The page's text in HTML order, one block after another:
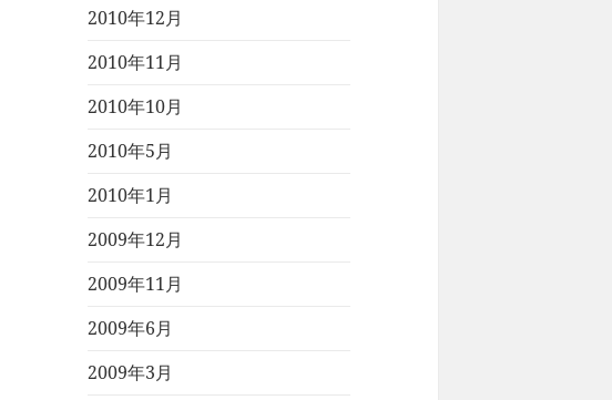
2010年12月
2010年11月
2010年10月
2010年5月
2010年1月
2009年12月
2009年11月
2009年6月
2009年3月